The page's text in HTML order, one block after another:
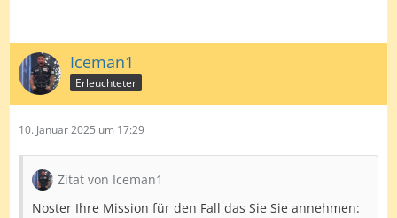
Iceman1
Erleuchteter
10. Januar 2025 um 17:29
Zitat von Iceman1
Noster Ihre Mission für den Fall das Sie Sie annehmen: